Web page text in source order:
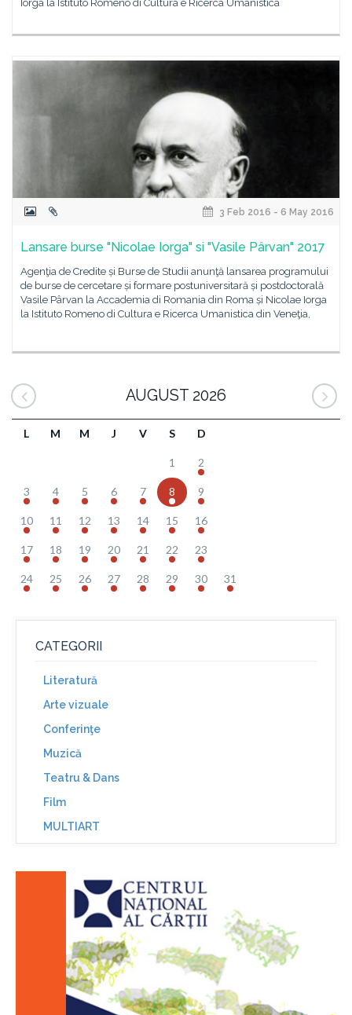
Iorga la Istituto Romeno di Cultura e Ricerca Umanistica
3 Feb 2016 - 6 May 2016
Lansare burse "Nicolae Iorga" si "Vasile Pârvan" 2017
Agenţia de Credite și Burse de Studii anunţă lansarea programului
de burse de cercetare și formare postuniversitară și postdoctorală
Vasile Pârvan la Accademia di Romania din Roma și Nicolae Iorga
la Istituto Romeno di Cultura e Ricerca Umanistica din Veneţia,
AUGUST 2026
L M M J V S D
1 2
3 4 5 6 7 8 9
10 11 12 13 14 15 16
17 18 19 20 21 22 23
24 25 26 27 28 29 30 31
CATEGORII
Literatură
Arte vizuale
Conferinţe
Muzică
Teatru & Dans
Film
MULTIART